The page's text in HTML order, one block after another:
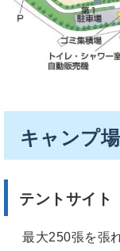
キャンプ場
テントサイト
最大250張を張